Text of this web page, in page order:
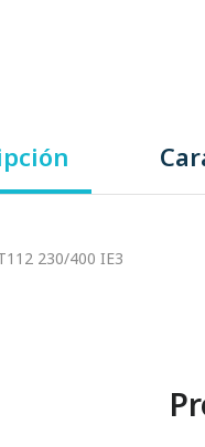
230/400 IE3